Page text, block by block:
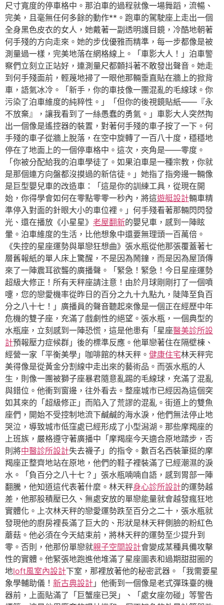
尺寸寬度的停車格中。那泊車的過程就像一場舞蹈，流暢、
完美，且毫無任何多餘的動作**。跑車的駕駛座上走出一個
全身黑色皮衣的女人，她戴著一副透明護目鏡，冷酷地朝著
何手殘的方向走來。她的步伐優雅而精準，每一步都像是被
測量過一樣，完美地落在網格線上。「車影大人！」泊車警
察們立刻立正站好，連測量尺都顫抖著不敢發出聲音。她走
到何手殘面前，輕蔑地掃了一眼他那輛垂直貼在牆上的掀背
車，語氣冰冷。「新手，你的車技像一團混亂的毛線球。你
污染了泊車維度的純粹性。」「但你的後視鏡貼紙——『永
不放棄』，讓我看到了一絲愚蠢的勇氣。」車影大人突然掏
出一個像是遙控器的裝置，對著何手殘的車子按了一下。何
手殘的車子從牆上脫落，在空中旋轉了一百八十度，穩穩地
停在了地面上的一個停車格中。這次，夾角是——零度。
「你被分配給我的泊車學徒了。如果泊車是一種宗教，你就
是那個連方向盤都沒摸過的新信徒。」她指了指旁邊一輛像
是巨型嬰兒車的改造車：「這是你的訓練工具，從現在開
始，你得學會如何在零點零零一秒內，將這遊艇設計輛車精
準停入對面的針眼大小的車位裡。」何手殘看著那輛閃閃發
光、還在播放《小星星》 老屋翻新的嬰兒車，感到一陣眩
暈。泊車維度的生活，比他想象中還要無理頭一百萬倍。
《失控的星座運勢與單戀狂想曲》張水瓶從他那張覆蓋著七
層舊報紙的單人床上驚醒，不是因為鬧鐘，而是因為屋頂傳
來了一陣震耳欲聾的廣播聲。「緊急！緊急！今日星座運勢
超級大修正！所有天秤座請注意！由於月球剛剛打了一個噴
嚏，您的戀愛機率從昨日的百分之九十九點九，陡降至負百
分之八十七！」廣播員的聲音聽起來像是一個正在經歷中年
危機的雙子座，充滿了戲劇性的絕望。張水瓶，一個典型的
水瓶座，立刻感到一陣恐慌，這是他患有「星座醫美診所設
計預報壓力症候群」後的標準反應。他單戀著住在隔壁棟、
經營一家「平衡美學」咖啡館的林天秤。 健康住宅林天秤完
美得像是從黃金分割線中走出來的藝術品。而張水瓶的人
生，則像一團被獅子座暴君隨意亂踢的毛線球，充滿了混亂
與錯位。他衝到窗邊，往外看去。整座城市已經因為這個突
如其來的「超級修正」而陷入了荒謬的混亂。街道上的雙魚
座們，開始不受控制地流下鹹鹹的海水淚，他們無法停止地
哭泣，導致城市低窪處已經形成了小型潟湖。那些摩羯座的
上班族，嚴格遵守著廣播中「摩羯座今天適合原地踏步，否
則將中醫診所設計失去襪子」的指令。數百名西裝筆挺的摩
羯座正整齊地站在原地，他們的鞋子裡裝滿了已經潮濕的淚
水。「負百分之八十七？」張水瓶喃喃自語，感到胃部一陣
翻騰，他知道這代表著什麼。林天秤身心診所設計的運勢越
差，他那股積壓已久、無處安放的單戀能量就會越發瘋狂地
實體化。上次林天秤的戀愛運勢跌至百分之二十，張水瓶就
發現他的廚房裡長滿了巨大的、形狀是林天秤側臉的粉紅色
蘑菇。他必須在今天結束前，將林天秤的運勢至少提升到
零。否則，他那份單戀就親子空間設計會變成某種具備攻擊
性的實體。他緊張地跑進他堆滿了星座圖表和過期甜甜圈的
地loft風室內設計下室，那裡放著他的秘密武器。「我需要星
象學輔助儀！ 新古典設計 」他衝到一個像是老式彈珠臺的機
器前，上面貼滿了「巨蟹座已哭」、「處女座勿碰」等警告